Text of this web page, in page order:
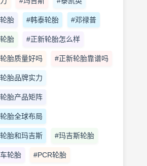
胎 #韩泰轮胎 #邓禄普
胎 #正新轮胎怎么样
胎质量好吗 #正新轮胎靠谱吗
胎品牌实力
胎产品矩阵
胎全球布局
胎和玛吉斯 #玛吉斯轮胎
轮胎 #PCR轮胎